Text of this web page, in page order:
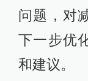
问题，对
下一步优
和建议。